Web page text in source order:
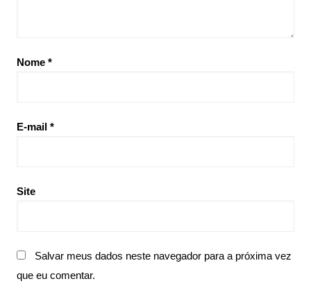
Nome *
E-mail *
Site
Salvar meus dados neste navegador para a próxima vez
que eu comentar.